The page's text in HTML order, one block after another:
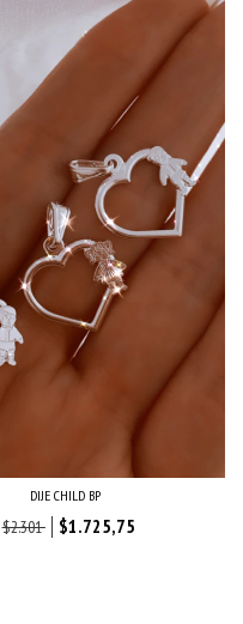
DIJE CHILD BP
$2.301 $1.725,75